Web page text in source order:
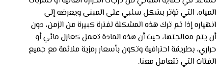
المياه، التي تؤثر بشكل سلبي على المبنى ويعرضه إلى
انهياره إذا تم ترك هذه المشكلة لفترة كبيرة من الزمن، دون
أن يتم معالجتها، حيث أن هذه المادة تعمل كعازل مائي أو
حراري، بطريقة احترافية وتكون بأسعار رمزية ملائمة مع جميع
الفئات التي تتعامل معنا.